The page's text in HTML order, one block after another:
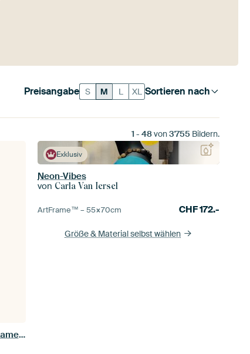
Sortieren nach
Preisangabe S M L XL
1 - 48von3'755Bildern.
Wüste Sahara, Kamelkarawane und Kameltreiber
Exklusiv
Neon-Vibes
von Carla Van Iersel
ArtFrame™ –55×70cm CHF172.-
Größe & Material selbst wählen